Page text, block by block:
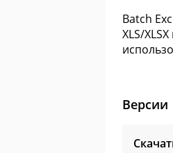
Batch
XLS/
Версии